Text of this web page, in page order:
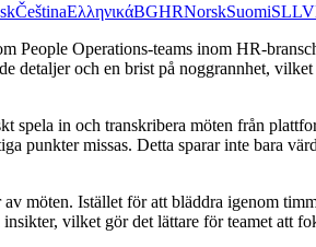
ČeštinaΕλληνικάBGHRNorskSuomiSLLV
Operations-teams inom HR-
detaljer och en brist på noggrannhet,
in och transkribera möten från
punkter missas. Detta sparar inte bara
möten. Istället för att bläddra igenom
vilket gör det lättare för teamet att